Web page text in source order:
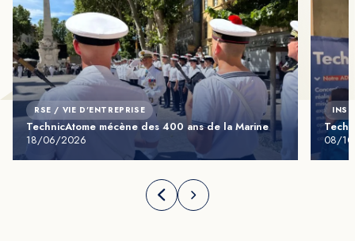
RSE / VIE D'ENTREPRISE
TechnicAtome mécène des 400 ans de la Marine
18/06/2026
08/